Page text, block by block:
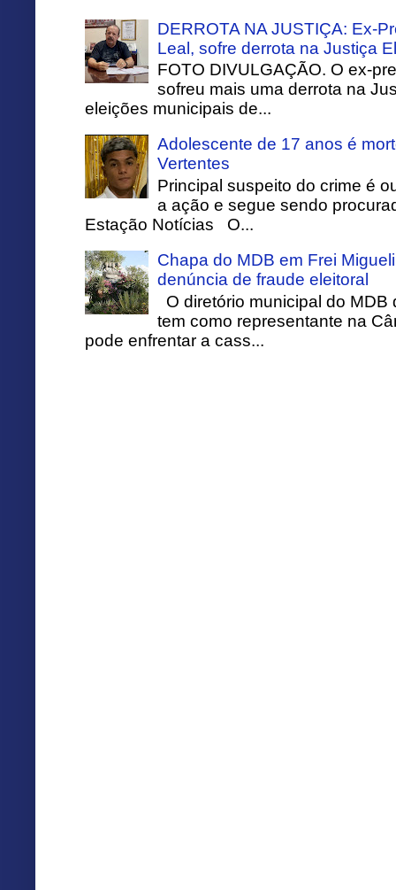
DERROTA NA JUSTIÇA: Ex-
Leal, sofre derrota na Justiça
FOTO DIVULGAÇÃO. O ex-
sofreu mais uma derrota na
eleições municipais de...
Adolescente de 17 anos é
Vertentes
Principal suspeito do crime é
a ação e segue sendo
Estação Notícias O...
Chapa do MDB em Frei
denúncia de fraude eleitoral
O diretório municipal do
tem como representante na
pode enfrentar a cass...